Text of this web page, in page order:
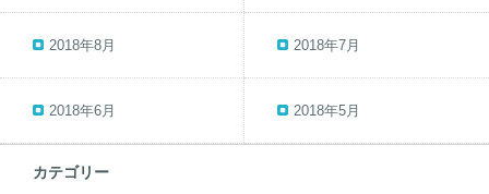
2018年8月 2018年7月
2018年6月 2018年5月
カテゴリー